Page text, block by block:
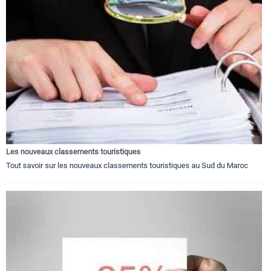
Les nouveaux classements touristiques
Tout savoir sur les nouveaux classements touristiques au Sud du Maroc